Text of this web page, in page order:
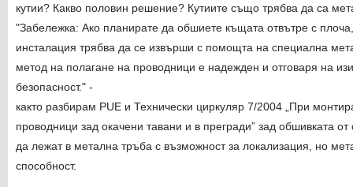
кутии? Какво половин решение? Кутиите също трябва да са
"Забележка: Ако планирате да обшиете къщата отвътре с
инсталация трябва да се извърши с помощта на специална
метод на полагане на проводници е надежден и отговаря на
безопасност." -
както разбирам PUE и Технически циркуляр 7/2004 „При
проводници зад окачени тавани и в прегради” зад обшивката
да лежат в метална тръба с възможност за локализация, но
способност.